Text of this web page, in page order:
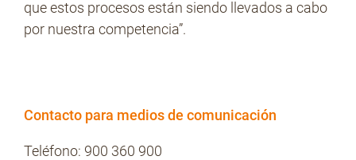
que estos procesos están siendo llevados a cabo
por nuestra competencia”.
Contacto para medios de comunicación
Teléfono: 900 360 900